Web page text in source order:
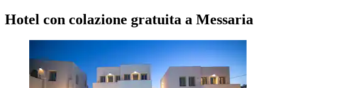
Hotel con colazione gratuita a Messaria